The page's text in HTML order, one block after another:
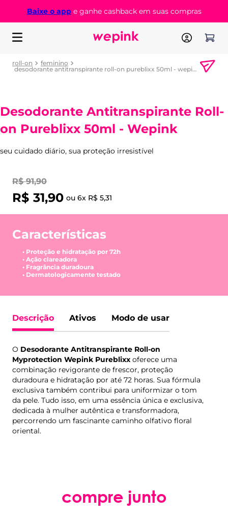
Baixe o appe ganhe cashback em suas compras
roll-on
feminino
desodorante antitranspirante roll-on pureblixx 50ml - wepink
Desodorante Antitranspirante Roll-
on Pureblixx 50ml - Wepink
seu cuidado diário, sua proteção irresistível
R$ 91,90
R$ 31,90 ou 6x R$ 5,31
Características
• Proteção e hidratação por 72h
• Ação clareadora
• Fragrância duradoura
• Dermatologicamente testado
Descrição Ativos Modo de usar
O Desodorante Antitranspirante Roll-on
Myprotection Wepink Pureblixx oferece uma
combinação revigorante de frescor, proteção
duradoura e hidratação por até 72 horas. Sua fórmula
exclusiva também contribui para uniformizar o tom
da pele. Tudo isso, em uma essência única e exclusiva,
dedicada à mulher autêntica e transformadora,
percorrendo um fascinante caminho olfativo floral
oriental.
compre junto